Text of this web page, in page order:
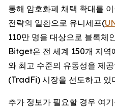
통해 암호화폐 채택 확대를
전략의 일환으로 유니세프(
110만 명을 대상으로 블록체
Bitget은 전 세계 150개 지역
와 최고 수준의 유동성을 제
(TradFi) 시장을 선도하고 있
추가 정보가 필요할 경우 여